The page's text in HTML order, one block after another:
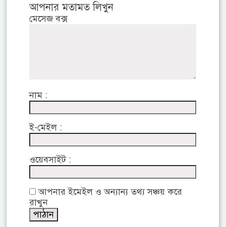
আপনার মতামত লিখুন
মেসেজ বক্স
নাম :
ই-মেইল :
ওয়েবসাইট :
আপনার ইমেইল ও অন্যান্য তথ্য সঞ্চয় করে
রাখুন